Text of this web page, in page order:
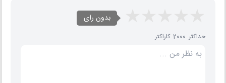
بدون رای
حداکثر 2000 کاراکتر